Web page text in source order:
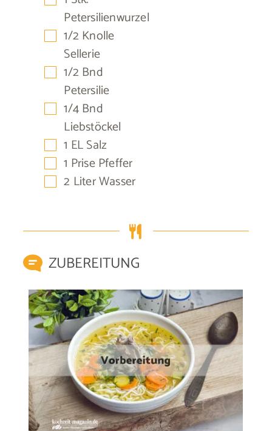
Petersilienwurzel
▢
1/2 Knolle
Sellerie
▢
1/2 Bnd
Petersilie
▢
1/4 Bnd
Liebstöckel
▢
1 ELSalz
▢
1 Prise Pfeffer
▢
2 LiterWasser
ZUBEREITUNG